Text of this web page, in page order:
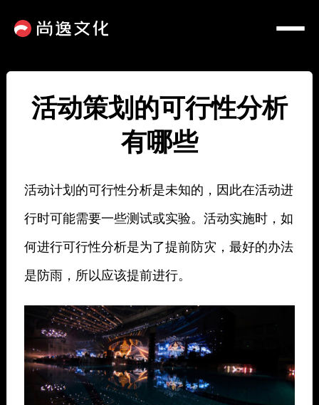
活动策划的可行性分析
有哪些
活动计划的可行性分析是未知的，因此在活动进
行时可能需要一些测试或实验。活动实施时，如
何进行可行性分析是为了提前防灾，最好的办法
是防雨，所以应该提前进行。